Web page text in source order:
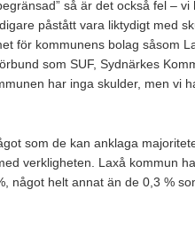
så är det också fel –
påstått vara liktydigt med
för kommunens bolag såsom
som SUF, Sydnärkes
har inga skulder, men vi
som de kan anklaga
verkligheten. Laxå kommun
något helt annat än de 0,3 %